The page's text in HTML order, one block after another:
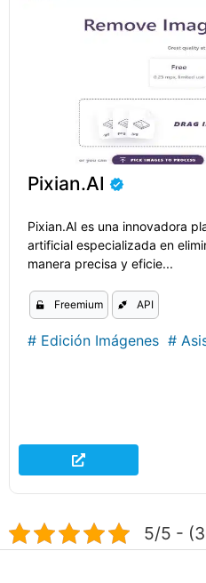
Pixian.AI
Pixian.AI es una innovadora
artificial especializada en
manera precisa y eficie...
Freemium API
# Edición Imágenes #
5/5 -